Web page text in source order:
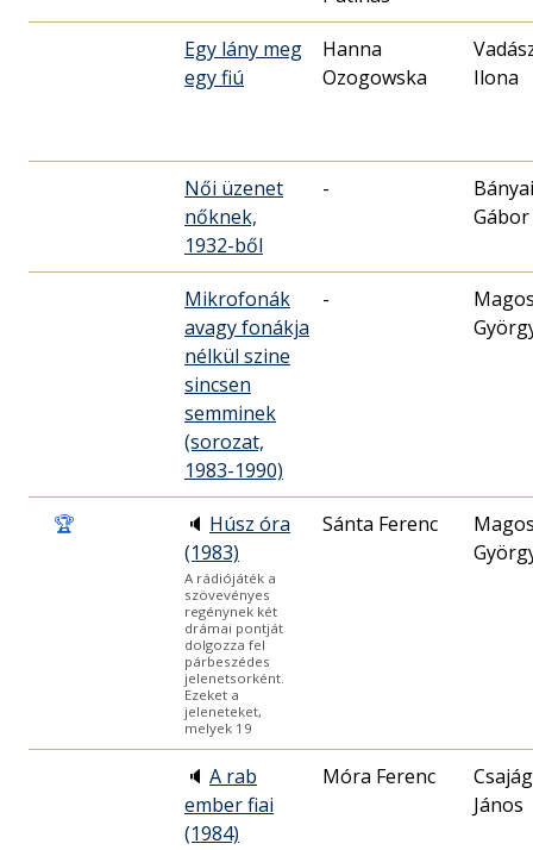
Egy lány meg
egy fiú
Hanna
Ozogowska
Ilona
Női üzenet
nőknek,
1932-ből
-
Bányai
Gábor
Mikrofonák
avagy fonákja
nélkül szine
sincsen
semminek
(sorozat,
1983-1990)
-
🏆 🔈 Húsz óra
(1983)
A rádiójáték a
szövevényes
regénynek két
drámai pontját
dolgozza fel
párbeszédes
jelenetsorként.
Ezeket a
jeleneteket,
melyek 19
Sánta Ferenc
🔈 A rab
ember fiai
(1984)
Móra Ferenc
János